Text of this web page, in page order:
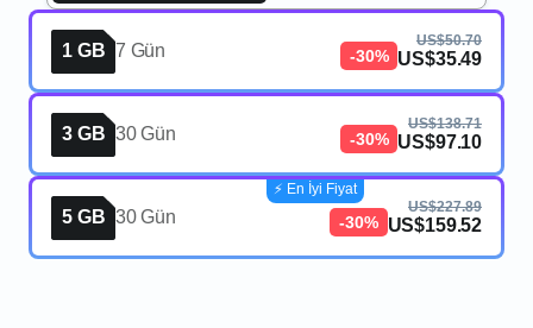
1 GB 7 Gün -30%
US$50.70
US$35.49
3 GB 30 Gün -30%
US$138.71
US$97.10
5 GB 30 Gün -30%
US$227.89
US$159.52
⚡️ En İyi Fiyat